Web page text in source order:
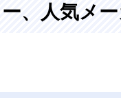
、人気メ